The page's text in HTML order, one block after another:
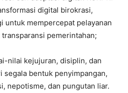
digital birokrasi,
untuk mempercepat pelayanan
pemerintahan;
nilai kejujuran, disiplin, dan
segala bentuk penyimpangan,
nepotisme, dan pungutan liar.